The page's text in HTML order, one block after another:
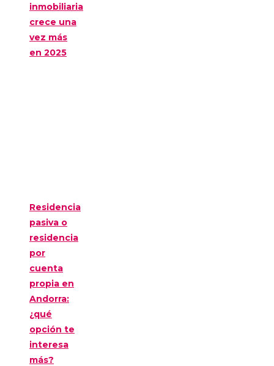
inmobiliaria
crece una
vez más
en 2025
Residencia
pasiva o
residencia
por
cuenta
propia en
Andorra:
¿qué
opción te
interesa
más?